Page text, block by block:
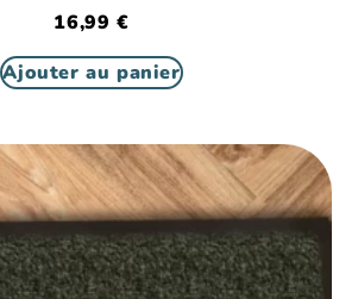
16,99 €
Ajouter au panier